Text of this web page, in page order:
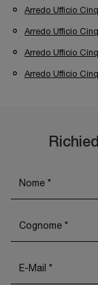
Arredo Ufficio
Arredo Ufficio
Arredo Ufficio
Arredo Ufficio